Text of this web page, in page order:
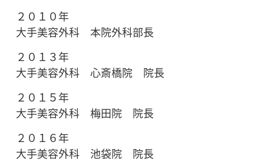
２０１０年
大手美容外科 本院外科部長
２０１３年
大手美容外科 心斎橋院 院長
２０１５年
大手美容外科 梅田院 院長
２０１６年
大手美容外科 池袋院 院長